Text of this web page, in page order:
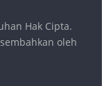
Hak Cipta.
oleh